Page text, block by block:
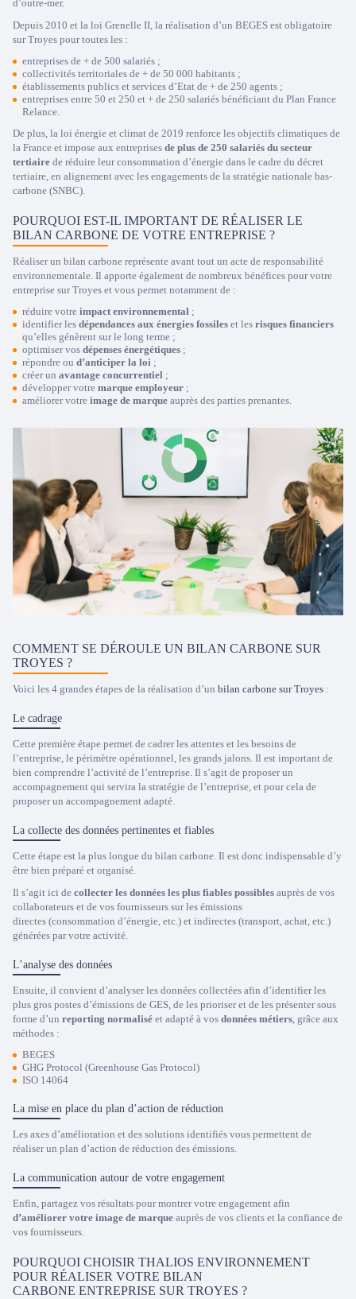
d’outre-mer.
Depuis 2010 et la loi Grenelle II, la réalisation d’un BEGES est obligatoire
sur Troyes pour toutes les :
entreprises de + de 500 salariés ;
collectivités territoriales de + de 50 000 habitants ;
établissements publics et services d’Etat de + de 250 agents ;
entreprises entre 50 et 250 et + de 250 salariés bénéficiant du Plan France
Relance.
De plus, la loi énergie et climat de 2019 renforce les objectifs climatiques de
la France et impose aux entreprises de plus de 250 salariés du secteur
tertiaire de réduire leur consommation d’énergie dans le cadre du décret
tertiaire, en alignement avec les engagements de la stratégie nationale bas-
carbone (SNBC).
POURQUOI EST-IL IMPORTANT DE RÉALISER LE
BILAN CARBONE DE VOTRE ENTREPRISE ?
Réaliser un bilan carbone représente avant tout un acte de responsabilité
environnementale. Il apporte également de nombreux bénéfices pour votre
entreprise sur Troyes et vous permet notamment de :
réduire votre impact environnemental ;
identifier les dépendances aux énergies fossiles et les risques financiers
qu’elles génèrent sur le long terme ;
optimiser vos dépenses énergétiques ;
répondre ou d’anticiper la loi ;
créer un avantage concurrentiel ;
développer votre marque employeur ;
améliorer votre image de marque auprès des parties prenantes.
COMMENT SE DÉROULE UN BILAN CARBONE SUR
TROYES ?
Voici les 4 grandes étapes de la réalisation d’un bilan carbone sur Troyes :
Le cadrage
Cette première étape permet de cadrer les attentes et les besoins de
l’entreprise, le périmètre opérationnel, les grands jalons. Il est important de
bien comprendre l’activité de l’entreprise. Il s’agit de proposer un
accompagnement qui servira la stratégie de l’entreprise, et pour cela de
proposer un accompagnement adapté.
La collecte des données pertinentes et fiables
Cette étape est la plus longue du bilan carbone. Il est donc indispensable d’y
être bien préparé et organisé.
Il s’agit ici de collecter les données les plus fiables possibles auprès de vos
collaborateurs et de vos fournisseurs sur les émissions
directes (consommation d’énergie, etc.) et indirectes (transport, achat, etc.)
générées par votre activité.
L’analyse des données
Ensuite, il convient d’analyser les données collectées afin d’identifier les
plus gros postes d’émissions de GES, de les prioriser et de les présenter sous
forme d’un reporting normalisé et adapté à vos données métiers, grâce aux
méthodes :
BEGES
GHG Protocol (Greenhouse Gas Protocol)
ISO 14064
La mise en place du plan d’action de réduction
Les axes d’amélioration et des solutions identifiés vous permettent de
réaliser un plan d’action de réduction des émissions.
La communication autour de votre engagement
Enfin, partagez vos résultats pour montrer votre engagement afin
d’améliorer votre image de marque auprès de vos clients et la confiance de
vos fournisseurs.
POURQUOI CHOISIR THALIOS ENVIRONNEMENT
POUR RÉALISER VOTRE BILAN
CARBONE ENTREPRISE SUR TROYES ?